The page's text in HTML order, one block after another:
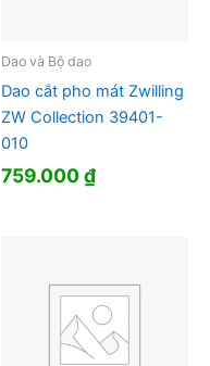
Dao và Bộ dao
Dao cắt pho mát Zwilling
ZW Collection 39401-
010
759.000₫